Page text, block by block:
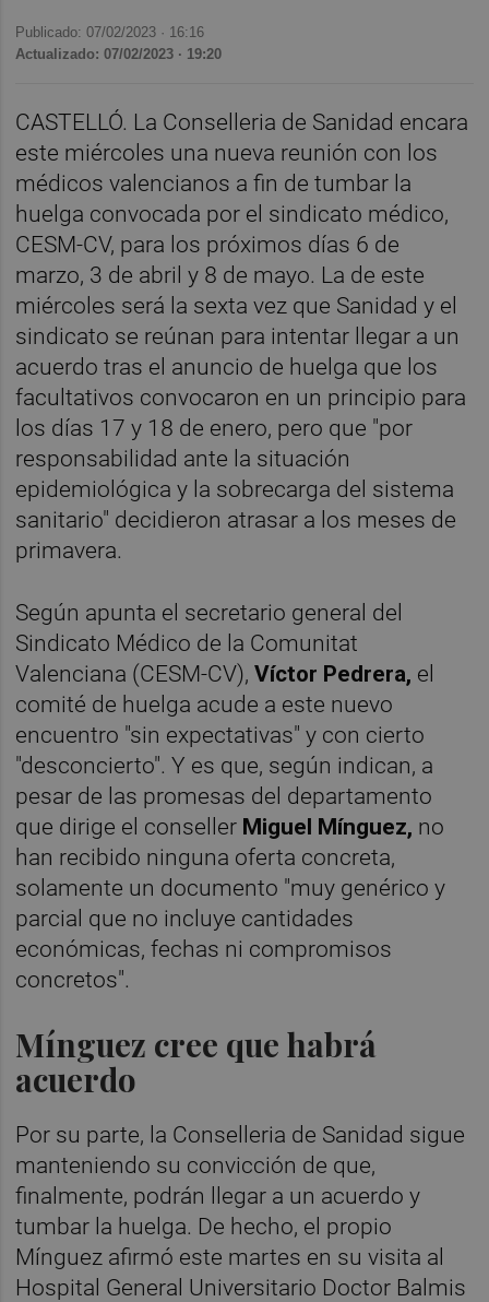
Publicado: 07/02/2023 · 16:16
Actualizado: 07/02/2023 · 19:20
CASTELLÓ. La Conselleria de Sanidad encara
este miércoles una nueva reunión con los
médicos valencianos a fin de tumbar la
huelga convocada por el sindicato médico,
CESM-CV, para los próximos días 6 de
marzo, 3 de abril y 8 de mayo. La de este
miércoles será la sexta vez que Sanidad y el
sindicato se reúnan para intentar llegar a un
acuerdo tras el anuncio de huelga que los
facultativos convocaron en un principio para
los días 17 y 18 de enero, pero que "por
responsabilidad ante la situación
epidemiológica y la sobrecarga del sistema
sanitario" decidieron atrasar a los meses de
primavera.
Según apunta el secretario general del
Sindicato Médico de la Comunitat
Valenciana (CESM-CV),Víctor Pedrera, el
comité de huelga acude a este nuevo
encuentro "sin expectativas" y con cierto
"desconcierto". Y es que, según indican, a
pesar de las promesas del departamento
que dirige el conseller Miguel Mínguez, no
han recibido ninguna oferta concreta,
solamente un documento "muy genérico y
parcial que no incluye cantidades
económicas, fechas ni compromisos
concretos".
Mínguez cree que habrá
acuerdo
Por su parte, la Conselleria de Sanidad sigue
manteniendo su convicción de que,
finalmente, podrán llegar a un acuerdo y
tumbar la huelga. De hecho, el propio
Mínguez afirmó este martes en su visita al
Hospital General Universitario Doctor Balmis